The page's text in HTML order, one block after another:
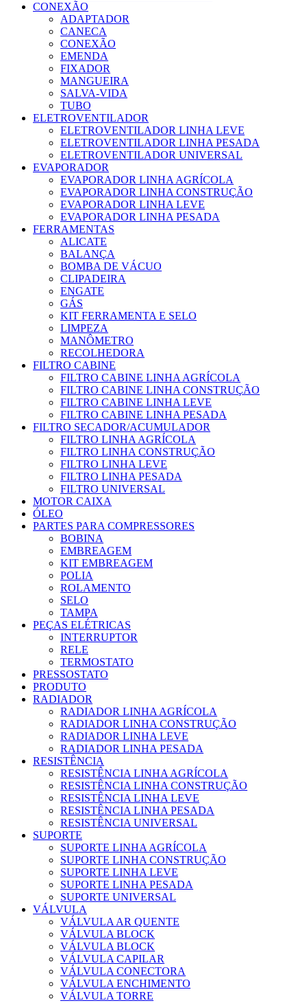
CONEXÃO
ADAPTADOR
CANECA
CONEXÃO
EMENDA
FIXADOR
MANGUEIRA
SALVA-VIDA
TUBO
ELETROVENTILADOR
ELETROVENTILADOR LINHA LEVE
ELETROVENTILADOR LINHA PESADA
ELETROVENTILADOR UNIVERSAL
EVAPORADOR
EVAPORADOR LINHA AGRÍCOLA
EVAPORADOR LINHA CONSTRUÇÃO
EVAPORADOR LINHA LEVE
EVAPORADOR LINHA PESADA
FERRAMENTAS
ALICATE
BALANÇA
BOMBA DE VÁCUO
CLIPADEIRA
ENGATE
GÁS
KIT FERRAMENTA E SELO
LIMPEZA
MANÔMETRO
RECOLHEDORA
FILTRO CABINE
FILTRO CABINE LINHA AGRÍCOLA
FILTRO CABINE LINHA CONSTRUÇÃO
FILTRO CABINE LINHA LEVE
FILTRO CABINE LINHA PESADA
FILTRO SECADOR/ACUMULADOR
FILTRO LINHA AGRÍCOLA
FILTRO LINHA CONSTRUÇÃO
FILTRO LINHA LEVE
FILTRO LINHA PESADA
FILTRO UNIVERSAL
MOTOR CAIXA
ÓLEO
PARTES PARA COMPRESSORES
BOBINA
EMBREAGEM
KIT EMBREAGEM
POLIA
ROLAMENTO
SELO
TAMPA
PEÇAS ELÉTRICAS
INTERRUPTOR
RELE
TERMOSTATO
PRESSOSTATO
PRODUTO
RADIADOR
RADIADOR LINHA AGRÍCOLA
RADIADOR LINHA CONSTRUÇÃO
RADIADOR LINHA LEVE
RADIADOR LINHA PESADA
RESISTÊNCIA
RESISTÊNCIA LINHA AGRÍCOLA
RESISTÊNCIA LINHA CONSTRUÇÃO
RESISTÊNCIA LINHA LEVE
RESISTÊNCIA LINHA PESADA
RESISTÊNCIA UNIVERSAL
SUPORTE
SUPORTE LINHA AGRÍCOLA
SUPORTE LINHA CONSTRUÇÃO
SUPORTE LINHA LEVE
SUPORTE LINHA PESADA
SUPORTE UNIVERSAL
VÁLVULA
VÁLVULA AR QUENTE
VÁLVULA BLOCK
VÁLVULA BLOCK
VÁLVULA CAPILAR
VÁLVULA CONECTORA
VÁLVULA ENCHIMENTO
VÁLVULA TORRE